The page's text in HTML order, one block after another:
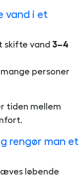
vand i et
skifte vand 3–4
personer
tiden mellem
rengør man et
løbende